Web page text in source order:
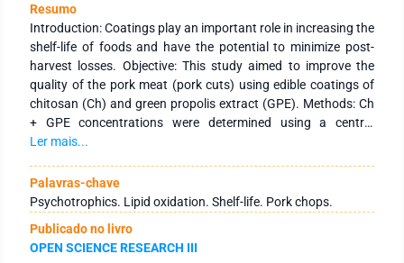
Resumo
Introduction: Coatings play an important role in increasing the
shelf-life of foods and have the potential to minimize post-
harvest losses. Objective: This study aimed to improve the
quality of the pork meat (pork cuts) using edible coatings of
chitosan (Ch) and green propolis extract (GPE). Methods: Ch
+ GPE concentrations were determined using a central
composite rotational design (CCRD) 22 with four axial trials
pork chop samples were kept refrigerated at 4 °C for 15 d, and
the pH, lipid oxidation, and psychrotrophic bacteria count
were monitored. Results: The samples of pork chops coated
with Ch + GPE in most treatments showed microbial
reduction, antioxidant action, and pH below 6.4. Conclusion:
Ler mais...
Palavras-chave
Psychotrophics. Lipid oxidation. Shelf-life. Pork chops.
Publicado no livro
OPEN SCIENCE RESEARCH III